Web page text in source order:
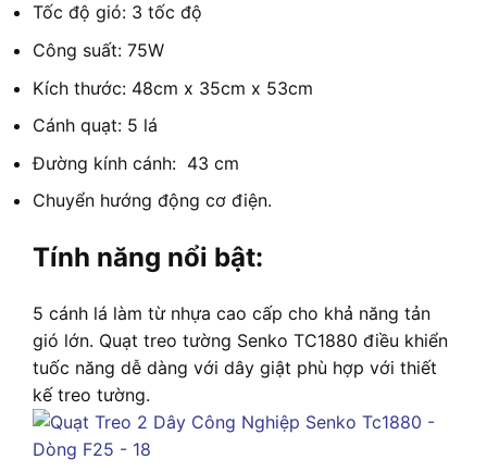
Tốc độ gió: 3 tốc độ
Công suất: 75W
Kích thước: 48cm x 35cm x 53cm
Cánh quạt: 5 lá
Đường kính cánh: 43 cm
Chuyển hướng động cơ điện.
Tính năng nổi bật:
5 cánh lá làm từ nhựa cao cấp cho khả năng tản
gió lớn. Quạt treo tường Senko TC1880 điều khiển
tuốc năng dễ dàng với dây giật phù hợp với thiết
kế treo tường.